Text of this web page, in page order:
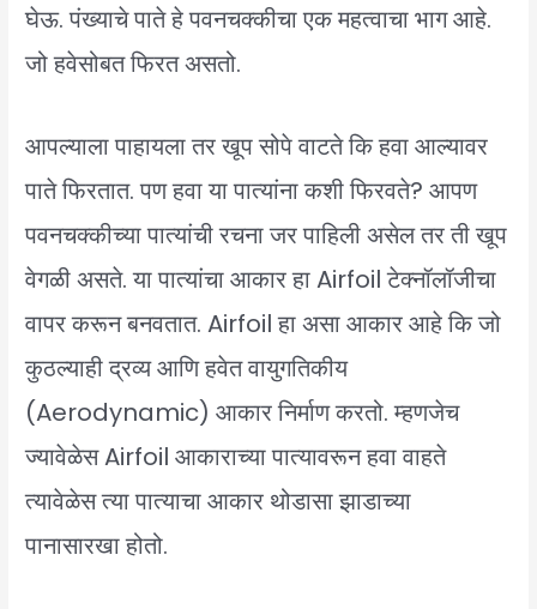
घेऊ. पंख्याचे पाते हे पवनचक्कीचा एक महत्वाचा भाग आहे.
जो हवेसोबत फिरत असतो.
आपल्याला पाहायला तर खूप सोपे वाटते कि हवा आल्यावर
पाते फिरतात. पण हवा या पात्यांना कशी फिरवते? आपण
पवनचक्कीच्या पात्यांची रचना जर पाहिली असेल तर ती खूप
वेगळी असते. या पात्यांचा आकार हा Airfoil टेक्नॉलॉजीचा
वापर करून बनवतात. Airfoil हा असा आकार आहे कि जो
कुठल्याही द्रव्य आणि हवेत वायुगतिकीय
(Aerodynamic) आकार निर्माण करतो. म्हणजेच
ज्यावेळेस Airfoil आकाराच्या पात्यावरून हवा वाहते
त्यावेळेस त्या पात्याचा आकार थोडासा झाडाच्या
पानासारखा होतो.